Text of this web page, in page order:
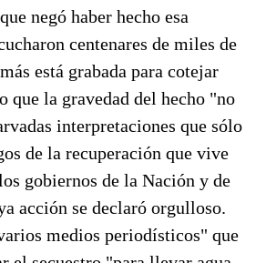
negó haber hecho esa
centenares de miles de
está grabada para cotejar
que la gravedad del hecho "no
interpretaciones que sólo
de la recuperación que vive
gobiernos de la Nación y de
acción se declaró orgulloso.
medios periodísticos" que